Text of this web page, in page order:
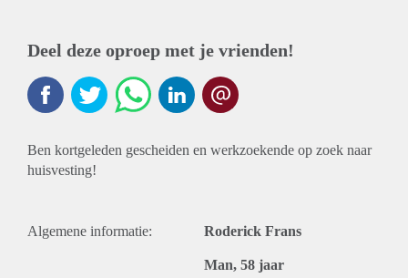
Deel deze oproep met je vrienden!
Ben kortgeleden gescheiden en werkzoekende op zoek naar
huisvesting!
Algemene informatie: Roderick Frans
Man, 58 jaar